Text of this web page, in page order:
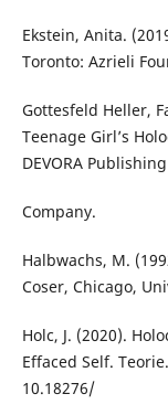
Ekstein, Anita.
Toronto: Azrieli
Gottesfeld Heller,
Teenage Girl’s
DEVORA Publishing
Company.
Halbwachs, M.
Coser, Chicago,
Holc, J. (2020).
Effaced Self.
10.18276/